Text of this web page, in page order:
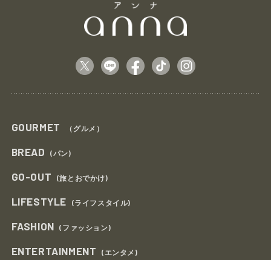
GOURMET （グルメ）
BREAD (パン)
GO-OUT (旅とおでかけ)
LIFESTYLE (ライフスタイル)
FASHION (ファッション)
ENTERTAINMENT (エンタメ)